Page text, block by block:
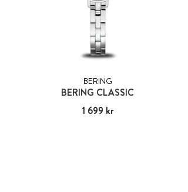
BERING
BERING CLASSIC
Pris :1 699 kr
1 699 kr